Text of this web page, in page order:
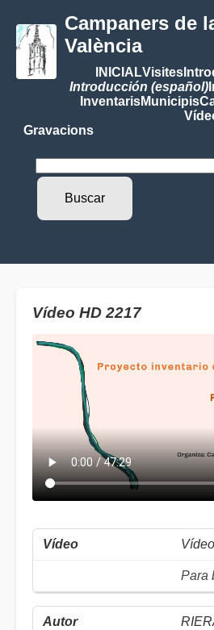
Campaners de
València
INICIALVisites
Introducción (español)
InventarisMunicipis
Gravacions
Vídeo HD 2217
Vídeo
Para